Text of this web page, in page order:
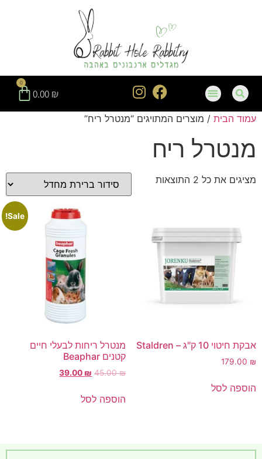
אנטר
לעבור
לאזור
מרכזי
0.00 ₪
0
עמוד הבית / מוצרים המתויגים “מנטרל ריח”
מנטרל ריח
מציגים את כל ⁦2⁩ התוצאות
אבקת חיטוי 10 ק"ג – Staldren
179.00 ₪
הוספה לסל
Sale!
מנטרל ריחות לבעלי חיים
קטנים Beaphar
45.00₪
39.00 ₪
הקודם
הוספה לסל